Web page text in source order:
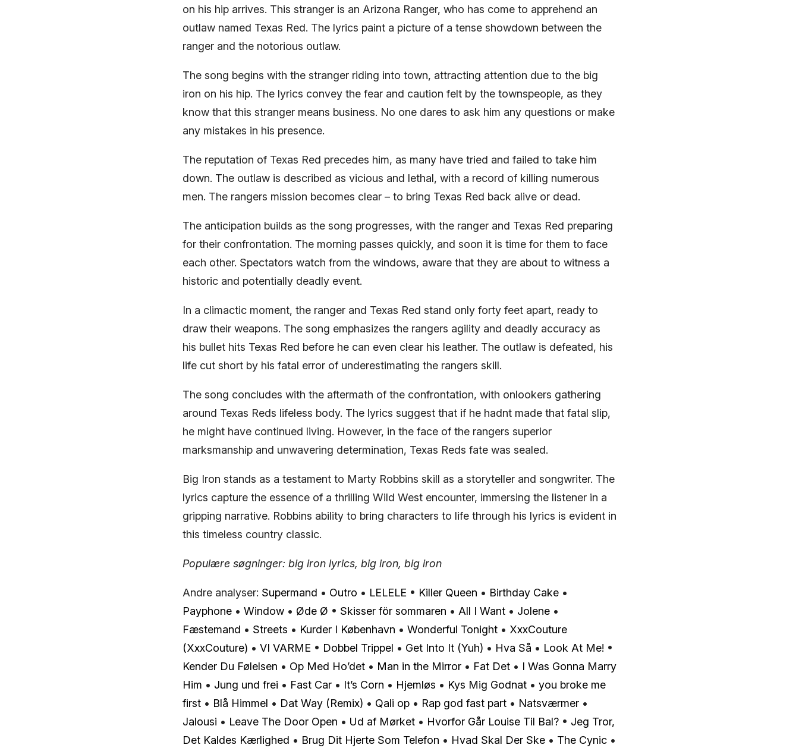
on his hip arrives. This stranger is an Arizona Ranger, who has come to apprehend an
outlaw named Texas Red. The lyrics paint a picture of a tense showdown between the
ranger and the notorious outlaw.
The song begins with the stranger riding into town, attracting attention due to the big
iron on his hip. The lyrics convey the fear and caution felt by the townspeople, as they
know that this stranger means business. No one dares to ask him any questions or make
any mistakes in his presence.
The reputation of Texas Red precedes him, as many have tried and failed to take him
down. The outlaw is described as vicious and lethal, with a record of killing numerous
men. The rangers mission becomes clear – to bring Texas Red back alive or dead.
The anticipation builds as the song progresses, with the ranger and Texas Red preparing
for their confrontation. The morning passes quickly, and soon it is time for them to face
each other. Spectators watch from the windows, aware that they are about to witness a
historic and potentially deadly event.
In a climactic moment, the ranger and Texas Red stand only forty feet apart, ready to
draw their weapons. The song emphasizes the rangers agility and deadly accuracy as
his bullet hits Texas Red before he can even clear his leather. The outlaw is defeated, his
life cut short by his fatal error of underestimating the rangers skill.
The song concludes with the aftermath of the confrontation, with onlookers gathering
around Texas Reds lifeless body. The lyrics suggest that if he hadnt made that fatal slip,
he might have continued living. However, in the face of the rangers superior
marksmanship and unwavering determination, Texas Reds fate was sealed.
Big Iron stands as a testament to Marty Robbins skill as a storyteller and songwriter. The
lyrics capture the essence of a thrilling Wild West encounter, immersing the listener in a
gripping narrative. Robbins ability to bring characters to life through his lyrics is evident in
this timeless country classic.
Populære søgninger: big iron lyrics, big iron, big iron
Andre analyser: Supermand • Outro • LELELE • Killer Queen • Birthday Cake •
Payphone • Window • Øde Ø • Skisser för sommaren • All I Want • Jolene •
Fæstemand • Streets • Kurder I København • Wonderful Tonight • XxxCouture
(XxxCouture) • VI VARME • Dobbel Trippel • Get Into It (Yuh) • Hva Så • Look At Me! •
Kender Du Følelsen • Op Med Ho’det • Man in the Mirror • Fat Det • I Was Gonna Marry
Him • Jung und frei • Fast Car • It’s Corn • Hjemløs • Kys Mig Godnat • ​you broke me
first • Blå Himmel • Dat Way (Remix) • Qali op • Rap god fast part • Natsværmer •
Jalousi • Leave The Door Open • Ud af Mørket • Hvorfor Går Louise Til Bal? • Jeg Tror,
Det Kaldes Kærlighed • Brug Dit Hjerte Som Telefon • Hvad Skal Der Ske • The Cynic •